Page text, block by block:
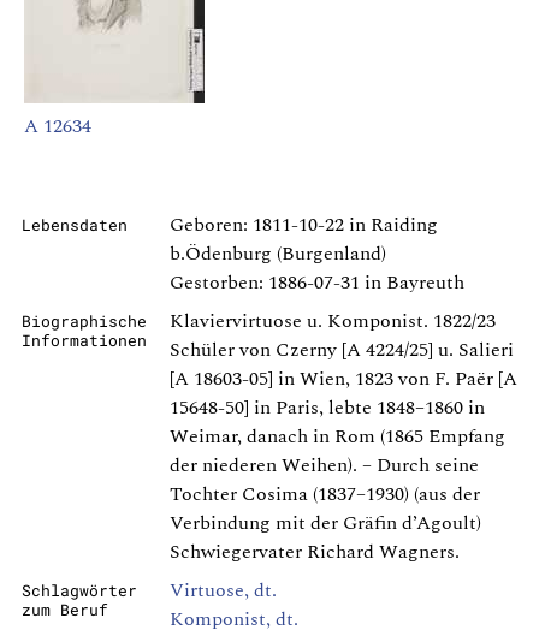
A 12634
Lebensdaten
Geboren: 1811-10-22 in Raiding
b.Ödenburg (Burgenland)
Gestorben: 1886-07-31 in Bayreuth
Biographische
Informationen
Klaviervirtuose u. Komponist. 1822/23
Schüler von Czerny [A 4224/25] u. Salieri
[A 18603-05] in Wien, 1823 von F. Paër [A
15648-50] in Paris, lebte 1848–1860 in
Weimar, danach in Rom (1865 Empfang
der niederen Weihen). – Durch seine
Tochter Cosima (1837–1930) (aus der
Verbindung mit der Gräfin d’Agoult)
Schwiegervater Richard Wagners.
Schlagwörter
zum Beruf
Virtuose, dt.
Komponist, dt.